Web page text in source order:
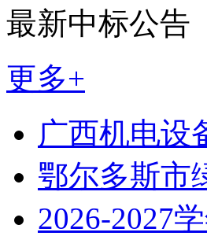
最新中标公告
更多+
广西机电设
鄂尔多斯市
2026-2027